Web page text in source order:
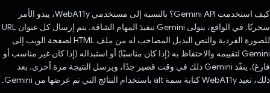
كيف استخدمت Gemini API؟ بالنسبة إلى مستخدمي WebA11y، يبدو الأمر
سحريًا. في الواقع، يتولى Gemini تنفيذ المهام الشاقة. يتم إرسال كل عنوان URL
للصورة الفردية والنص البديل المصاحب له من ملف HTML لصفحة الويب إلى
Gemini لتقييمه والاحتفاظ به (إذا كان مناسبًا) أو استبداله (إذا كان غير مناسب أو
فارغ). ينفّذ Gemini ذلك في وقت قصير جدًا، ويرسل النتيجة مرة أخرى. بعد
ذلك، تعيد WebA11y كتابة سمة alt باستخدام النتائج التي تم عرضها من Gemini.